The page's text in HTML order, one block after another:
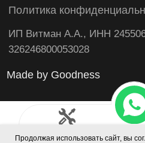
Продолжая использовать сайт, вы